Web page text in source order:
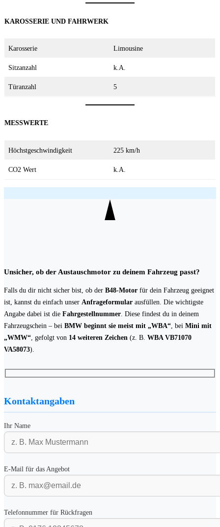
KAROSSERIE UND FAHRWERK
Karosserie Limousine
Sitzanzahl k.A.
Türanzahl 5
MESSWERTE
Höchstgeschwindigkeit 225 km/h
CO2 Wert k.A.
Unsicher, ob der Austauschmotor zu deinem Fahrzeug passt?
Falls du dir nicht sicher bist, ob der B48-Motor für dein Fahrzeug geeignet
ist, kannst du einfach unser Anfrageformular ausfüllen. Die wichtigste
Angabe dabei ist die Fahrgestellnummer . Diese findest du in deinem
Fahrzeugschein – bei BMW beginnt sie meist mit „WBA“ , bei Mini mit
„WMW“ , gefolgt von 14 weiteren Zeichen (z. B. WBA VB71070
VA58073).
Kontaktangaben
Ihr Name
E-Mail für das Angebot
Telefonnummer für Rückfragen